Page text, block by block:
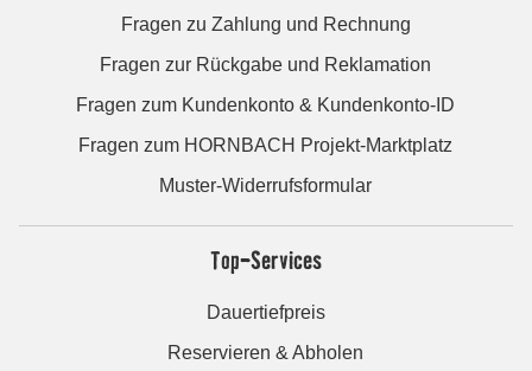
Fragen zu Zahlung und Rechnung
Fragen zur Rückgabe und Reklamation
Fragen zum Kundenkonto & Kundenkonto-ID
Fragen zum HORNBACH Projekt-Marktplatz
Muster-Widerrufsformular
Top-Services
Dauertiefpreis
Reservieren & Abholen